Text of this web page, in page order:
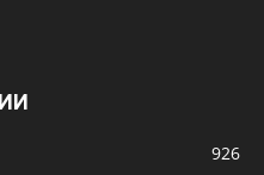
926